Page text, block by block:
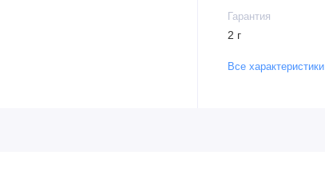
Гарантия
2 г
Все характеристики